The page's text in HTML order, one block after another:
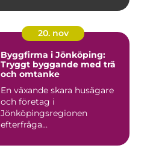
20. nov
Byggfirma i Jönköping:
Tryggt byggande med trä
och omtanke
En växande skara husägare
och företag i
Jönköpingsregionen
efterfråga...